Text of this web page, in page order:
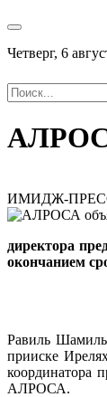
Четверг, 6
ИМИДЖ-ПРЕСС.
директора
окончанием
Равиль
прииске
координатора
АЛРОСА.